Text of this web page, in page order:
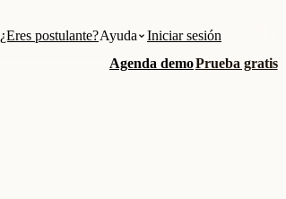
¿Eres postulante?Ayuda
Iniciar sesión
Agenda demoPrueba gratis